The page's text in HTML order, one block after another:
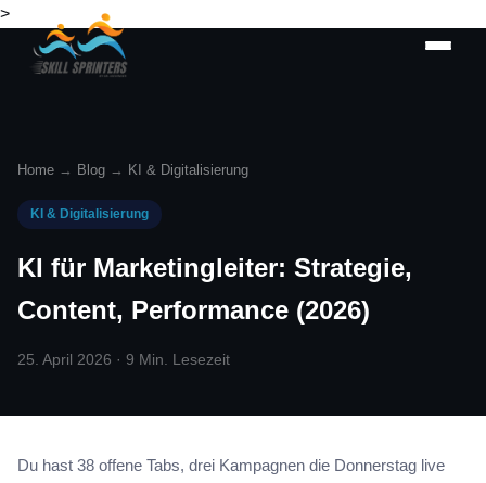
>
Home → Blog → KI & Digitalisierung
KI & Digitalisierung
KI für Marketingleiter: Strategie,
Content, Performance (2026)
25. April 2026 · 9 Min. Lesezeit
Du hast 38 offene Tabs, drei Kampagnen die Donnerstag live